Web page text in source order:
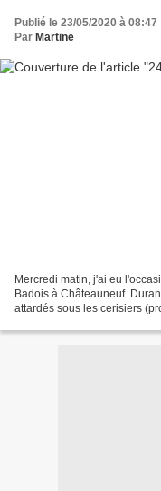
Publié le 23/05/2020 à 08:47
Par Martine
Mercredi matin, j'ai eu
Badois à Châteauneuf.
attardés sous les cerisiers